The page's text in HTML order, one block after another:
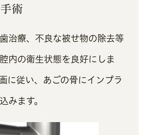
術
治療、不良な被せ物の除去等
内の衛生状態を良好にしま
に従い、あごの骨にインプラ
みます。